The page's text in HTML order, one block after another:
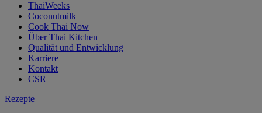
ThaiWeeks
Coconutmilk
Cook Thai Now
Über Thai Kitchen
Qualität und Entwicklung
Karriere
Kontakt
CSR
Rezepte